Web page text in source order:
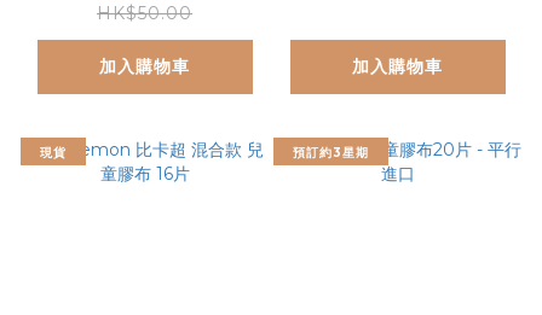
HK$50.00
加入購物車 加入購物車
現貨 預訂約3星期